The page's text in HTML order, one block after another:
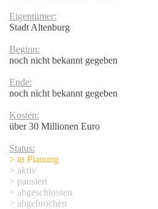
Eigentümer:
Stadt Altenburg
Beginn:
noch nicht bekannt gegeben
Ende:
noch nicht bekannt gegeben
Kosten:
über 30 Millionen Euro
Status:
> in Planung
> aktiv
> pausiert
> abgeschlossen
> abgebrochen